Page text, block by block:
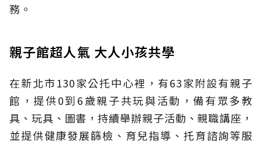
務。
親子館超人氣 大人小孩共學
在新北市130家公托中心裡，有63家附設有親子
館，提供0到6歲親子共玩與活動，備有眾多教
具、玩具、圖書，持續舉辦親子活動、親職講座，
並提供健康發展篩檢、育兒指導、托育諮詢等服